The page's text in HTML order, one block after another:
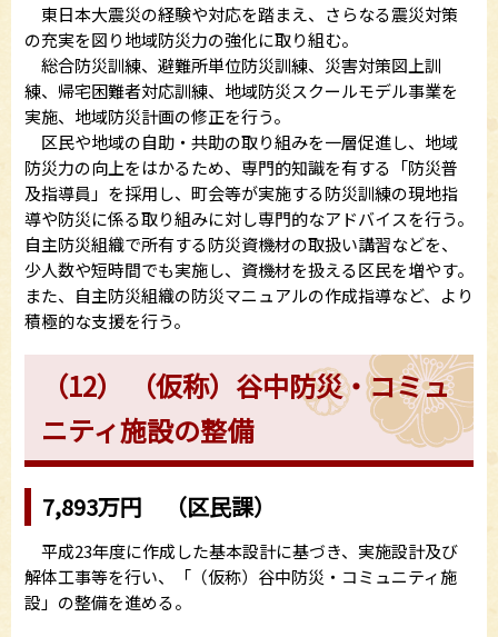
東日本大震災の経験や対応を踏まえ、さらなる震災対策
の充実を図り地域防災力の強化に取り組む。
総合防災訓練、避難所単位防災訓練、災害対策図上訓
練、帰宅困難者対応訓練、地域防災スクールモデル事業を
実施、地域防災計画の修正を行う。
区民や地域の自助・共助の取り組みを一層促進し、地域
防災力の向上をはかるため、専門的知識を有する「防災普
及指導員」を採用し、町会等が実施する防災訓練の現地指
導や防災に係る取り組みに対し専門的なアドバイスを行う。
自主防災組織で所有する防災資機材の取扱い講習などを、
少人数や短時間でも実施し、資機材を扱える区民を増やす。
また、自主防災組織の防災マニュアルの作成指導など、より
積極的な支援を行う。
（12） （仮称）谷中防災・コミュ
ニティ施設の整備
7,893万円 （区民課）
平成23年度に作成した基本設計に基づき、実施設計及び
解体工事等を行い、「（仮称）谷中防災・コミュニティ施
設」の整備を進める。